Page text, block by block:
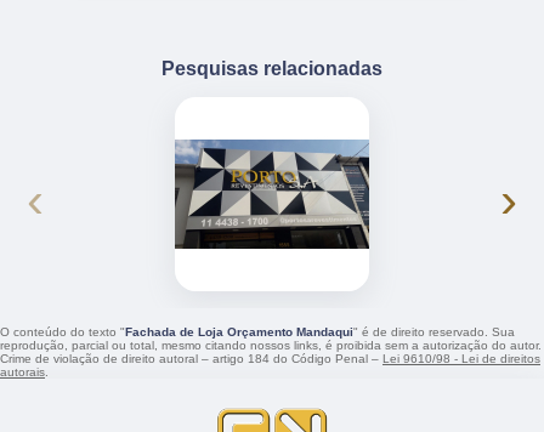
Pesquisas relacionadas
‹ ›
O conteúdo do texto "Fachada de Loja Orçamento Mandaqui" é de direito reservado. Sua
reprodução, parcial ou total, mesmo citando nossos links, é proibida sem a autorização do autor.
Crime de violação de direito autoral – artigo 184 do Código Penal – Lei 9610/98 - Lei de direitos
autorais